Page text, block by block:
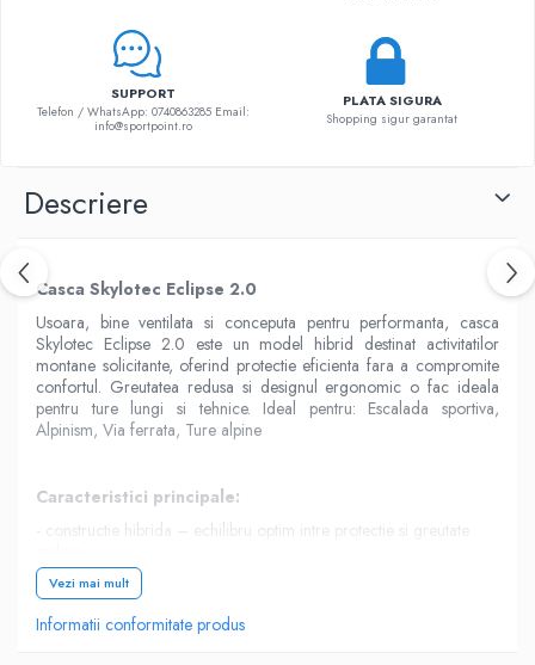
SUPPORT
Telefon / WhatsApp: 0740863285 Email:
info@sportpoint.ro
PLATA SIGURA
Shopping sigur garantat
Descriere
Casca Skylotec Eclipse 2.0
Usoara, bine ventilata si conceputa pentru performanta, casca
Skylotec Eclipse 2.0 este un model hibrid destinat activitatilor
montane solicitante, oferind protectie eficienta fara a compromite
confortul. Greutatea redusa si designul ergonomic o fac ideala
pentru ture lungi si tehnice. Ideal pentru: Escalada sportiva,
Alpinism, Via ferrata, Ture alpine
Caracteristici principale:
- constructie hibrida – echilibru optim intre protectie si greutate
- greutate scazuta (285 g) – confort sporit in utilizare indelungata
- sistem de ventilatie eficient – circulatie optima a aerului
Vezi mai mult
Informatii conformitate produs